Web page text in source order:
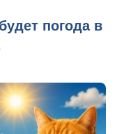
погода в